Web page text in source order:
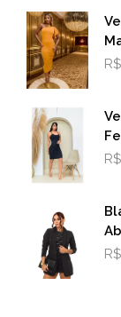
R$
R$
R$